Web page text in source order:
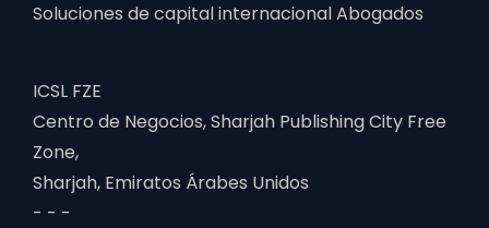
Soluciones de capital internacional Abogados
ICSL FZE
Centro de Negocios, Sharjah Publishing City Free
Zone,
Sharjah, Emiratos Árabes Unidos
- - -